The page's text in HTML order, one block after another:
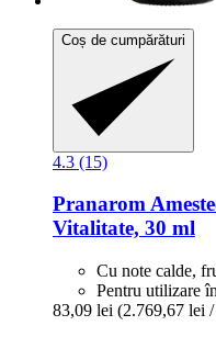
Coș de cumpărături
4.3 (15)
Pranarom
Vitalitate, 30 ml
Cu note calde,
Pentru utilizare
83,09 lei (2.769,67 lei